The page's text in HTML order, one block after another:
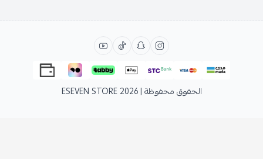
الحقوق محفوظة | 2026 ESEVEN STORE